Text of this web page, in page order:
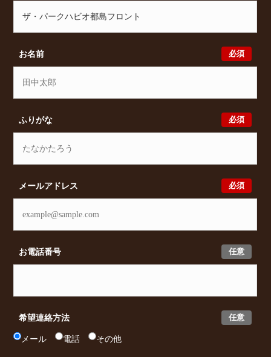
譲賃貸Classicalでは、お問い合わせ以外にも来店予約
望の条件をいただきましたら、プロの目線からおすす
めの賃貸物件をご提案いたします。
必須
お名前
必須
ふりがな
必須
メールアドレス
任意
お電話番号
任意
希望連絡方法
メール 電話 その他